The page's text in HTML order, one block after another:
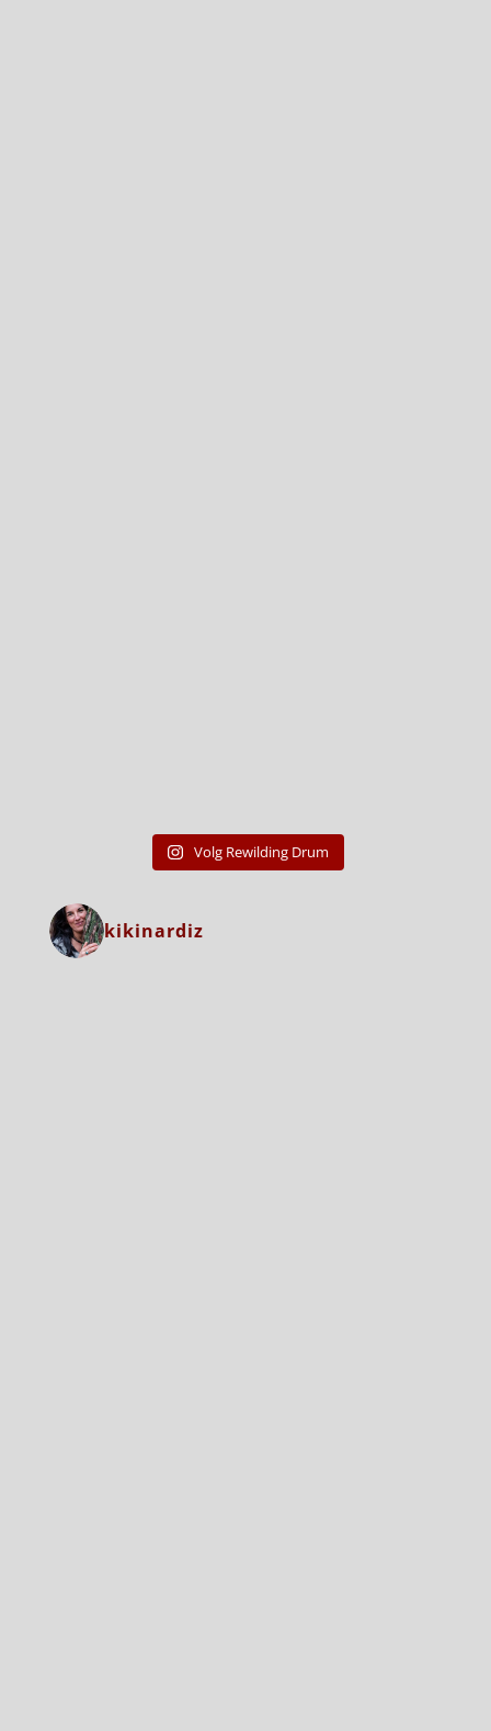
Volg Rewilding Drum
kikinardiz